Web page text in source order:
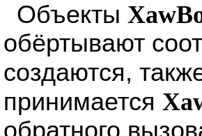
Объекты
обёртывают
создаются,
принимается
обратного